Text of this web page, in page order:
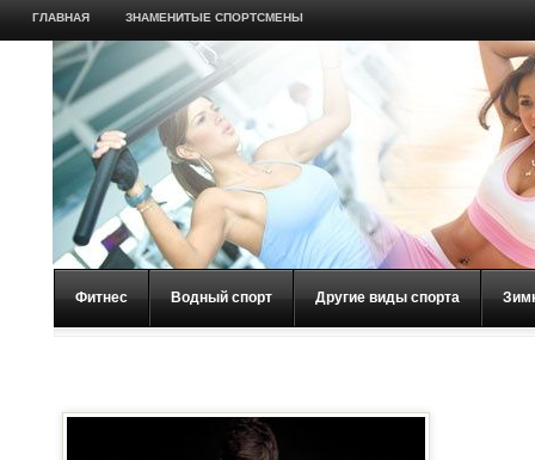
ГЛАВНАЯ ЗНАМЕНИТЫЕ СПОРТСМЕНЫ
Фитнес Водный спорт Другие виды спорта